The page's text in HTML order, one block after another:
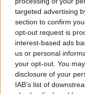
targeted advertising
section to confirm
opt-out request is
interest-based ads
us or personal
your opt-out. You
disclosure of your
IAB’s list of
τα καινοτόμα
Ιλαρά: Ποιοι
άμεσα &#8211;
παιδιά